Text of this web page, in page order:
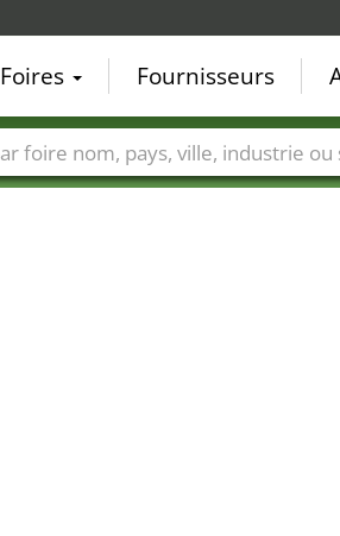
Foires Fournisseurs
Pays Villes Secteurs de foire